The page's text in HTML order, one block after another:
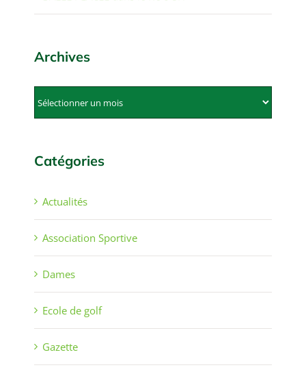
Archives
Archives
Catégories
Actualités
Association Sportive
Dames
Ecole de golf
Gazette